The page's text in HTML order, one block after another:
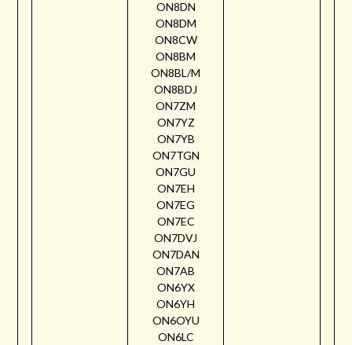
ON8DN
ON8DM
ON8CW
ON8BM
ON8BL/M
ON8BDJ
ON7ZM
ON7YZ
ON7YB
ON7TGN
ON7GU
ON7EH
ON7EG
ON7EC
ON7DVJ
ON7DAN
ON7AB
ON6YX
ON6YH
ON6OYU
ON6LC